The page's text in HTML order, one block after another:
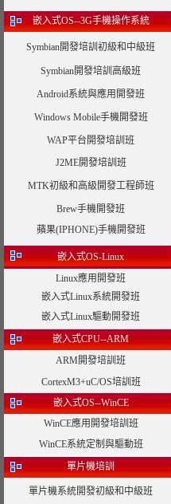
嵌入式OS--3G手機操作系統
Symbian開發培訓初級和中級班
Symbian開發培訓高級班
Android系統與應用開發班
Windows Mobile手機開發班
WAP平台開發培訓班
J2ME開發培訓班
MTK初級和高級開發工程師班
Brew手機開發班
蘋果(IPHONE)手機開發班
嵌入式OS-Linux
Linux應用開發班
嵌入式Linux系統開發班
嵌入式Linux驅動開發班
嵌入式CPU--ARM
ARM開發培訓班
CortexM3+uC/OS培訓班
嵌入式OS--WinCE
WinCE應用開發培訓班
WinCE系統定制與驅動班
單片機培訓
單片機系統開發初級和中級班